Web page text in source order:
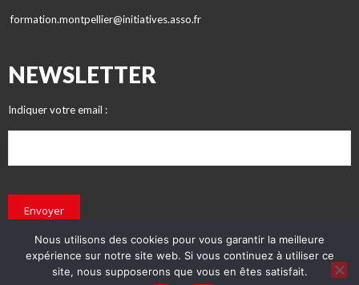
formation.montpellier@initiatives.asso.fr
NEWSLETTER
Indiquer votre email :
Envoyer
Nous utilisons des cookies pour vous garantir la meilleure
expérience sur notre site web. Si vous continuez à utiliser ce
site, nous supposerons que vous en êtes satisfait.